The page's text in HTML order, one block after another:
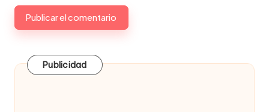
Publicidad